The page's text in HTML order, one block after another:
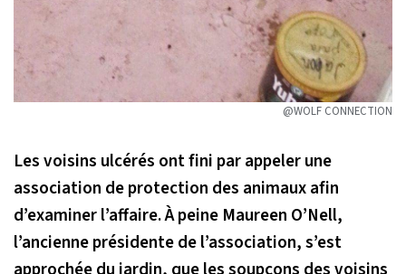
@WOLF CONNECTION
Les voisins ulcérés ont fini par appeler une
association de protection des animaux afin
d’examiner l’affaire. À peine Maureen O’Nell,
l’ancienne présidente de l’association, s’est